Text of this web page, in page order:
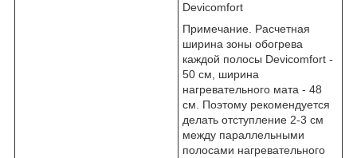
Devicomfort
Примечание. Расчетная
ширина зоны обогрева
каждой полосы Devicomfort -
50 см, ширина
нагревательного мата - 48
см. Поэтому рекомендуется
делать отступление 2-3 см
между параллельными
полосами нагревательного